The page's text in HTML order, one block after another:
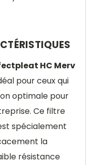
HC Merv
pour ceux qui
optimale pour
Ce filtre
spécialement
la
résistance